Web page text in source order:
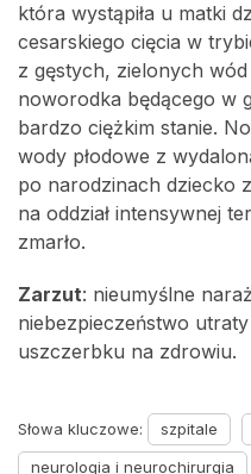
która wystąpiła u matki
cesarskiego cięcia w
z gęstych, zielonych
noworodka będącego w
bardzo ciężkim stanie.
wody płodowe z
po narodzinach dziecko
na oddział intensywnej
zmarło.
Zarzut: nieumyślne
niebezpieczeństwo
uszczerbku na zdrowiu.
Słowa kluczowe: szpitale
neurologia i neurochirurgia